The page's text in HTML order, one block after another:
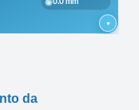
da